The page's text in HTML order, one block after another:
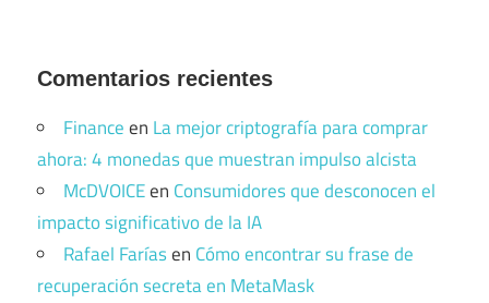
Comentarios recientes
Financeen La mejor criptografía para comprar
ahora: 4 monedas que muestran impulso alcista
McDVOICEen Consumidores que desconocen el
impacto significativo de la IA
Rafael Faríasen Cómo encontrar su frase de
recuperación secreta en MetaMask